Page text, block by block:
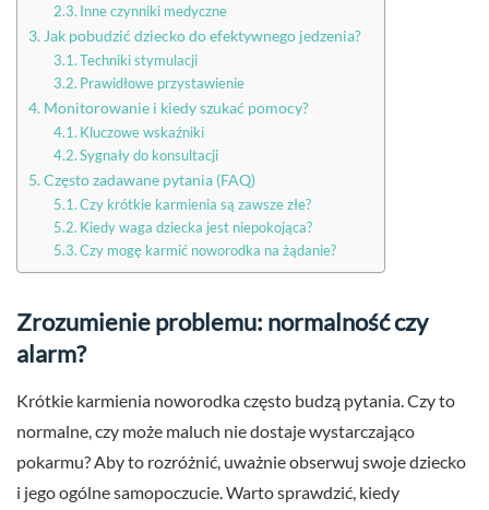
Inne czynniki medyczne
Jak pobudzić dziecko do efektywnego jedzenia?
Techniki stymulacji
Prawidłowe przystawienie
Monitorowanie i kiedy szukać pomocy?
Kluczowe wskaźniki
Sygnały do konsultacji
Często zadawane pytania (FAQ)
Czy krótkie karmienia są zawsze złe?
Kiedy waga dziecka jest niepokojąca?
Czy mogę karmić noworodka na żądanie?
Zrozumienie problemu: normalność czy
alarm?
Krótkie karmienia noworodka często budzą pytania. Czy to
normalne, czy może maluch nie dostaje wystarczająco
pokarmu? Aby to rozróżnić, uważnie obserwuj swoje dziecko
i jego ogólne samopoczucie. Warto sprawdzić, kiedy